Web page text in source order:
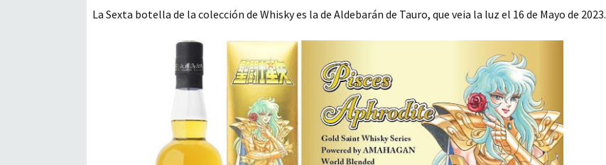
La Sexta botella de la colección de Whisky es la de Aldebarán de Tauro, que veia la luz el 16 de Mayo de 2023.